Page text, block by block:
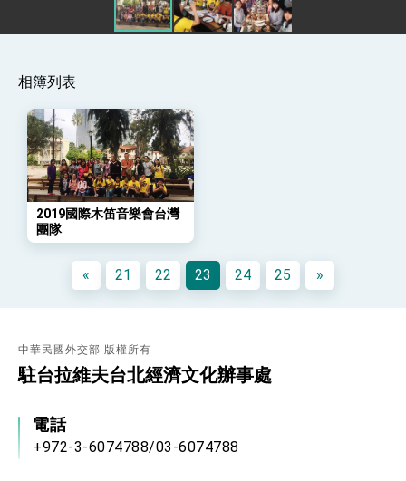
外交部長林佳龍接見美國智庫「德國馬歇爾基金
會」訪問團一行，深化跨大西洋戰略夥伴關係
外交部與數位發展部攜手合作，整合台灣雄厚數
位實力，達成固邦榮邦目標
外交部長林佳龍主持第35次「參與亞太經濟合作
策略小組」跨部會會議
民調顯示多數國人滿意政府外交表現，高度支持
「總合外交」與台歐美日關係深化
年談話
總統主持「守護民主台灣國安行動方案」記者
會 強調以實力守護台海和平 以決心掌握國家
命運
變局中 奮起的新臺灣 總統發表國慶演說
團結 迎風轉型 穩健前行
賴總統就職演說影片
外交部重要言論
相簿列表
2019國際木笛音樂會台灣
團隊
« 21 22 23 24 25 »
中華民國外交部 版權所有
駐台拉維夫台北經濟文化辦事處
電話
+972-3-6074788/03-6074788